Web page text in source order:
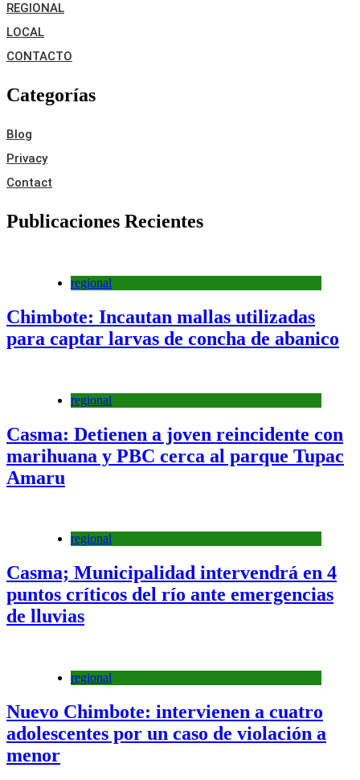
REGIONAL
LOCAL
CONTACTO
Categorías
Blog
Privacy
Contact
Publicaciones Recientes
regional
Chimbote: Incautan mallas utilizadas
para captar larvas de concha de abanico
regional
Casma: Detienen a joven reincidente con
marihuana y PBC cerca al parque Tupac
Amaru
regional
Casma; Municipalidad intervendrá en 4
puntos críticos del río ante emergencias
de lluvias
regional
Nuevo Chimbote: intervienen a cuatro
adolescentes por un caso de violación a
menor